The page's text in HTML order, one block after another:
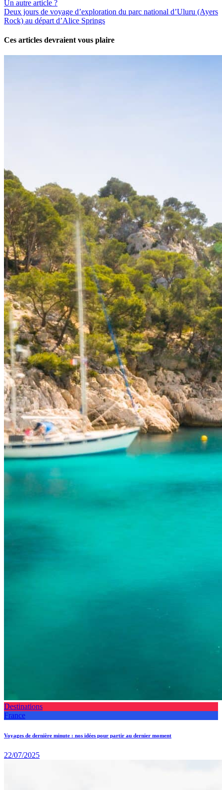
Un autre article ?
Deux jours de voyage d’exploration du parc national d’Uluru (Ayers
Rock) au départ d’Alice Springs
Ces articles devraient vous plaire
Destinations
France
Voyages de dernière minute : nos idées pour partir au dernier moment
22/07/2025